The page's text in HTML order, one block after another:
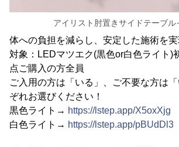
アイリスト肘置きサイドテーブル
体への負担を減らし、安定した施術を実
対象：LEDマツエク(黒色or白色ライト)
点ご購入の方全員
ご入用の方は「いる」、ご不要な方は
ぞれお選びください！
黒色ライト→ https://lstep.app/X5oxXjg
白色ライト→ https://lstep.app/pBUdDl3